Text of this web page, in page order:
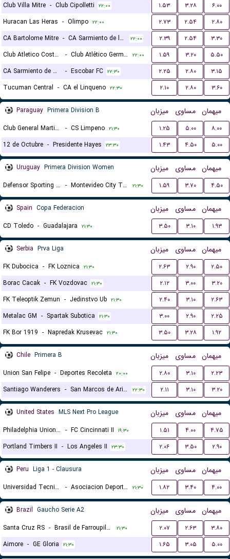
Club Villa Mitre - Club Cipolletti ۲۲:۰۰ ۱.۵۳ ۳.۲۸
۶.۰۰
Huracan Las Heras - Olimpo ۲۲:۰۰ ۲.۷۳ ۲.۵۴
۲.۸۰
CA Bartolome Mitre - CA Sarmiento de la Banda ۲۲:۰۰ ۲.۳۹ ۲.۵۴
۳.۳۰
Club Atletico Costa Brava
- Club Atlético Germinal ۲۲:۰۰ ۱.۵۹ ۳.۲۰
۵.۵۰
CA Sarmiento de Resistencia
- Escobar FC ۲۲:۳۰ ۲.۲۵ ۲.۸۰
۳.۱۵
Tucuman Central - CA el Linqueno ۲۲:۳۰ ۲.۱۰ ۲.۸۰ ۳.۶۰
Paraguay Primera Division B میزبان مساوی میهمان
Club General Martin Ledesma - CS Limpeno ۲۱:۳۰ ۱.۲۵ ۵.۰۰
۸.۰۰
12 de Octubre - Presidente Hayes ۲۳:۳۰ ۱.۴۳ ۴.۵۰ ۵.۰۰
Uruguay Primera Division Women میزبان مساوی میهمان
Defensor Sporting (W) - Montevideo City Torque (W) ۲۱:۳۰ ۱.۵۹ ۳.۷۰ ۴.۵۰
Spain Copa Federacion میزبان مساوی میهمان
CD Toledo - Guadalajara ۲۱:۳۰ ۳.۵۰ ۳.۱۰ ۱.۹۳
Serbia Prva Liga میزبان مساوی میهمان
FK Dubocica - FK Loznica ۲۱:۳۰ ۲.۶۳ ۲.۹۰
۲.۵۰
Borac Cacak - FK Vozdovac ۲۱:۳۰ ۲.۱۲ ۳.۰۰
۳.۲۰
FK Teleoptik Zemun - Jedinstvo Ub ۲۱:۳۰ ۲.۴۰ ۳.۱۰
۲.۶۳
Metalac GM - Spartak Subotica ۲۱:۳۰ ۳.۰۰ ۲.۹۰
۲.۲۵
FK Bor 1919 - Napredak Krusevac ۲۱:۳۰ ۳.۵۰ ۳.۲۸ ۱.۹۲
Chile Primera B میزبان مساوی میهمان
Union San Felipe - Deportes Recoleta ۲۰:۰۰ ۲.۸۰ ۳.۱۰
۲.۲۳
Santiago Wanderers - San Marcos de Arica ۲۲:۳۰ ۲.۱۱ ۳.۱۰ ۳.۲۰
United States MLS Next Pro League میزبان مساوی میهمان
Philadelphia Union II - FC Cincinnati II ۱۹:۳۰ ۱.۵۱ ۴.۰۰
۴.۷۵
Portland Timbers II - Los Angeles II ۲۳:۳۰ ۲.۰۶ ۳.۵۰ ۲.۹۰
Peru Liga 1 - Clausura میزبان مساوی میهمان
Universidad Tecnica de Cajamarca - Asociacion Deportiva Tarma ۲۱:۳۰ ۱.۸۲ ۳.۴۰ ۴.۰۰
Brazil Gaucho Serie A2 میزبان مساوی میهمان
Santa Cruz RS - Brasil de Farroupilha ۲۱:۳۰ ۲.۰۷ ۲.۶۳
۳.۸۰
Aimore - GE Gloria ۲۱:۳۰ ۱.۶۵ ۳.۰۵ ۵.۰۰